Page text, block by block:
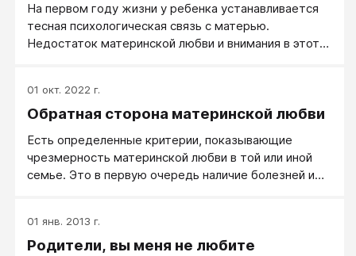
детьми мама непроизвольно потаенные
неосознанные переживания и страхи, накопленные в
течение жизни, изливает на ребенка.
На первом году жизни у ребенка устанавливается
тесная психологическая связь с матерью.
Недостаток материнской любви и внимания в этот
01 окт. 2022 г.
Обратная сторона материнской любви
Есть определенные критерии, показывающие
чрезмерность материнской любви в той или иной
семье. Это в первую очередь наличие болезней и
алкоголизм. В-третьих, наличие больших проблем в
семейных отношениях. Это то, что лежит на
01 янв. 2013 г.
Родители, вы меня не любите